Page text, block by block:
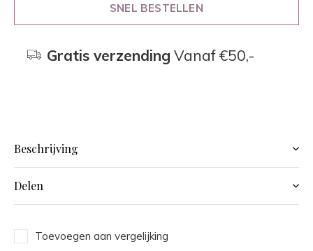
SNEL BESTELLEN
Gratis verzending Vanaf €50,-
Beschrijving
Delen
Toevoegen aan vergelijking